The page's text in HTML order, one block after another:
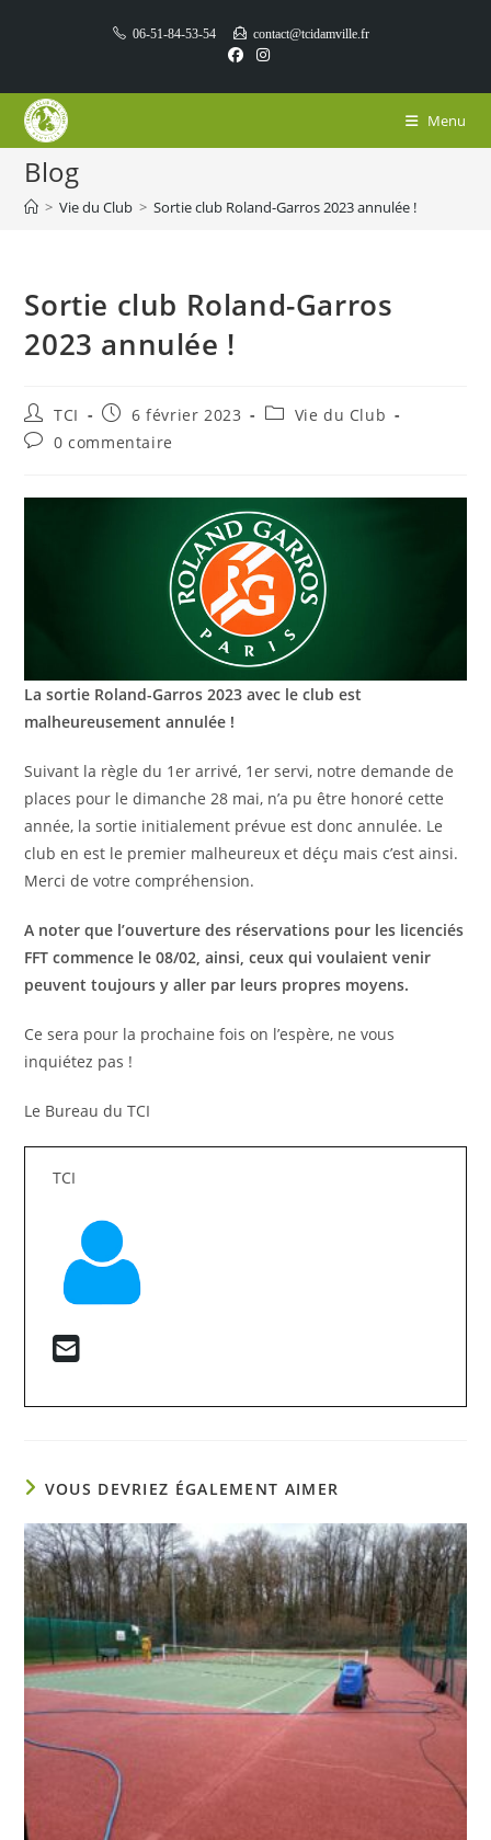
06-51-84-53-54 contact@tcidamville.fr
Menu
Blog
> Vie du Club > Sortie club Roland-Garros 2023 annulée !
Sortie club Roland-Garros
2023 annulée !
Auteur/autrice
de
la
TCI
Publication
publiée :
6 février 2023
PostVie du Club
Commentaires
publication :
0 commentaire
La sortie Roland-Garros 2023 avec le club est
malheureusement annulée !
Suivant la règle du 1er arrivé, 1er servi, notre demande de
places pour le dimanche 28 mai, n’a pu être honoré cette
année, la sortie initialement prévue est donc annulée. Le
club en est le premier malheureux et déçu mais c’est ainsi.
Merci de votre compréhension.
A noter que l’ouverture des réservations pour les licenciés
FFT commence le 08/02, ainsi, ceux qui voulaient venir
peuvent toujours y aller par leurs propres moyens.
Ce sera pour la prochaine fois on l’espère, ne vous
inquiétez pas !
Le Bureau du TCI
TCI
VOUS DEVRIEZ ÉGALEMENT AIMER